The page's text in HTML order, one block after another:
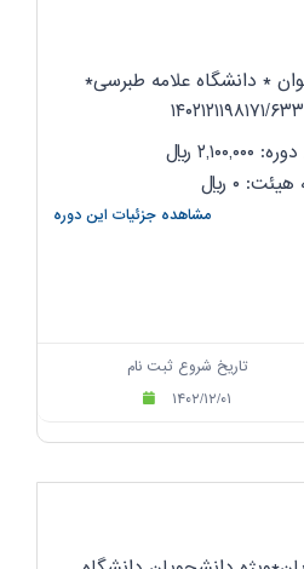
* دانشگاه علامه طبرسی*
ریال
هیئت: ۰
ریال
مشاهده جزئیات این دوره
تاریخ شروع ثبت نام
۱۴۰۲/۱۲/۰۱